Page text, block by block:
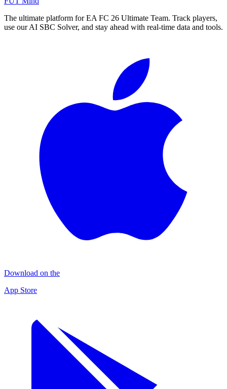
The ultimate platform for EA FC 26 Ultimate Team. Track players,
use our AI SBC Solver, and stay ahead with real-time data and tools.
Download on the
App Store